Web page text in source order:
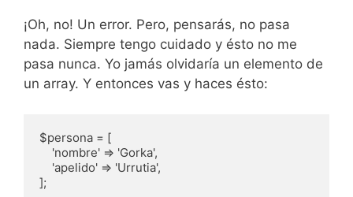
¡Oh, no! Un error. Pero, pensarás, no pasa
nada. Siempre tengo cuidado y ésto no me
pasa nunca. Yo jamás olvidaría un elemento de
un array. Y entonces vas y haces ésto:
$persona = [
];